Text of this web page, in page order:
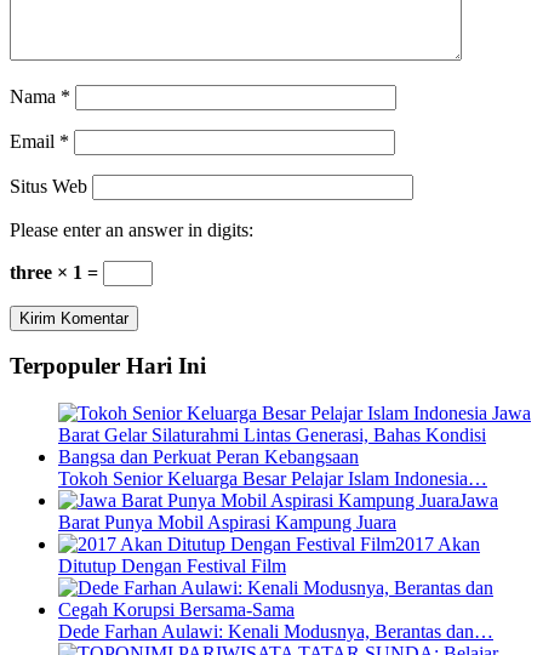
Nama *
Email *
Situs Web
Please enter an answer in digits:
three × 1 =
Terpopuler Hari Ini
Tokoh Senior Keluarga Besar Pelajar Islam Indonesia…
Jawa
Barat Punya Mobil Aspirasi Kampung Juara
2017 Akan
Ditutup Dengan Festival Film
Dede Farhan Aulawi: Kenali Modusnya, Berantas dan…